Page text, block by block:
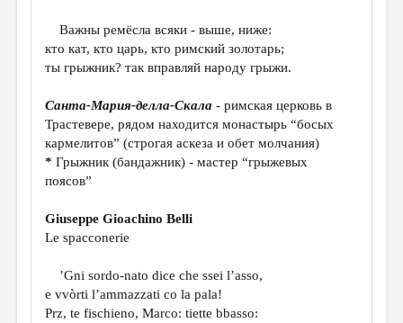
ЭССЕИСТИКА
ЛИТЕРАТУРОВЕДЕНИЕ
КУЛЬТУРОВЕДЕНИЕ
ПУБЛИЦИСТИКА
РЕЦЕНЗИРОВАНИЕ
ТРЕДИАКОВСКИЙ
МЕДИА
ВКОНТАКТЕ
Важны ремёсла всяки - выше, ниже:
кто кат, кто царь, кто римский золотарь;
ты грыжник? так вправляй народу грыжи.
Санта-Мария-делла-Скала - римская церковь в
Трастевере, рядом находится монастырь “босых
кармелитов” (строгая аскеза и обет молчания)
* Грыжник (бандажник) - мастер “грыжевых
поясов”
Giuseppe Gioachino Belli
Le spacconerie
’Gni sordo-nato dice che ssei l’asso,
e vvòrti l’ammazzati co la pala!
Prz, te fischieno, Marco: tiette bbasso: